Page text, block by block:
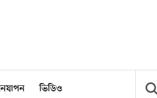
ভিডিও